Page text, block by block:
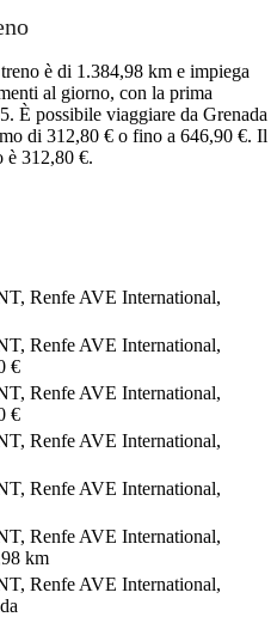
è di 1.384,98 km e impiega
al giorno, con la prima
È possibile viaggiare da Grenada
di 312,80 € o fino a 646,90 €. Il
è 312,80 €.
Renfe AVE International,
Renfe AVE International,
€
Renfe AVE International,
€
Renfe AVE International,
Renfe AVE International,
Renfe AVE International,
km
Renfe AVE International,